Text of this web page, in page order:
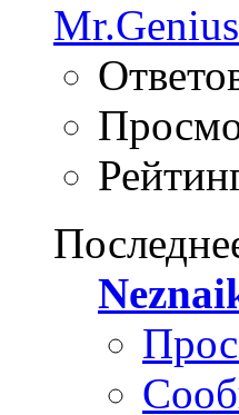
Mr.Genius